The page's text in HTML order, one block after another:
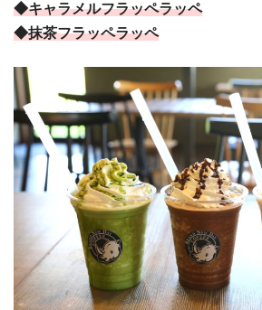
◆キャラメルフラッペラッペ
◆抹茶フラッペラッペ